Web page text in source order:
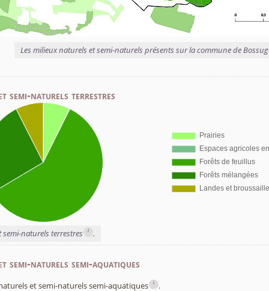
Les milieux naturels et semi-naturels présents sur la commune de
semi-naturels terrestres
semi-naturels terrestres i .
naturels semi-aquatiques
et semi-naturels semi-aquatiques i .